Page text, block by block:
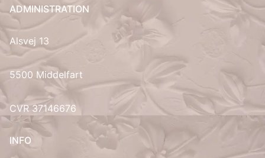
ES
ADMINISTRATION
Alsvej 13
5500 Middelfart
CVR 37146676
INFO